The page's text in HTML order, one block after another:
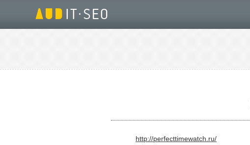
http://perfecttimewatch.ru/